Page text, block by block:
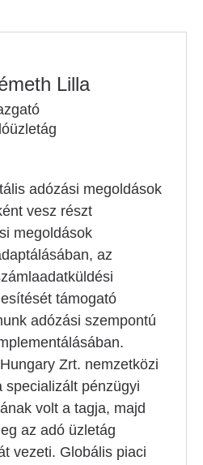
Lilla
adózási megoldások
vesz részt
megoldások
az
támogató
adózási szempontú
Zrt. nemzetközi
specializált pénzügyi
volt a tagja, majd
az adó üzletág
vezeti. Globális piaci